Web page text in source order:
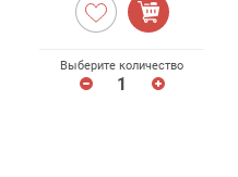
Выберите количество